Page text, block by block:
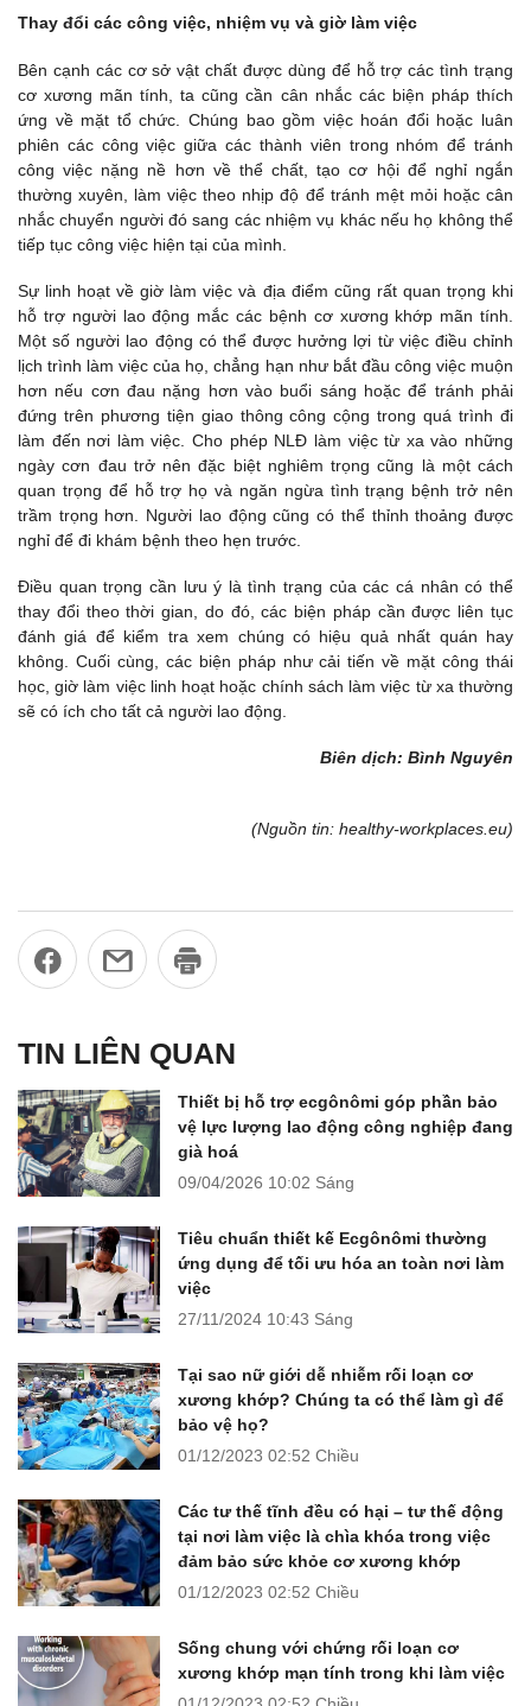
Thay đổi các công việc, nhiệm vụ và giờ làm việc
Bên cạnh các cơ sở vật chất được dùng để hỗ trợ các tình trạng
cơ xương mãn tính, ta cũng cần cân nhắc các biện pháp thích
ứng về mặt tổ chức. Chúng bao gồm việc hoán đổi hoặc luân
phiên các công việc giữa các thành viên trong nhóm để tránh
công việc nặng nề hơn về thể chất, tạo cơ hội để nghỉ ngắn
thường xuyên, làm việc theo nhịp độ để tránh mệt mỏi hoặc cân
nhắc chuyển người đó sang các nhiệm vụ khác nếu họ không thể
tiếp tục công việc hiện tại của mình.
Sự linh hoạt về giờ làm việc và địa điểm cũng rất quan trọng khi
hỗ trợ người lao động mắc các bệnh cơ xương khớp mãn tính.
Một số người lao động có thể được hưởng lợi từ việc điều chỉnh
lịch trình làm việc của họ, chẳng hạn như bắt đầu công việc muộn
hơn nếu cơn đau nặng hơn vào buổi sáng hoặc để tránh phải
đứng trên phương tiện giao thông công cộng trong quá trình đi
làm đến nơi làm việc. Cho phép NLĐ làm việc từ xa vào những
ngày cơn đau trở nên đặc biệt nghiêm trọng cũng là một cách
quan trọng để hỗ trợ họ và ngăn ngừa tình trạng bệnh trở nên
trầm trọng hơn. Người lao động cũng có thể thỉnh thoảng được
nghỉ để đi khám bệnh theo hẹn trước.
Điều quan trọng cần lưu ý là tình trạng của các cá nhân có thể
thay đổi theo thời gian, do đó, các biện pháp cần được liên tục
đánh giá để kiểm tra xem chúng có hiệu quả nhất quán hay
không. Cuối cùng, các biện pháp như cải tiến về mặt công thái
học, giờ làm việc linh hoạt hoặc chính sách làm việc từ xa thường
sẽ có ích cho tất cả người lao động.
Biên dịch: Bình Nguyên
(Nguồn tin: healthy-workplaces.eu)
TIN LIÊN QUAN
Thiết bị hỗ trợ ecgônômi góp phần bảo
vệ lực lượng lao động công nghiệp đang
già hoá
09/04/2026 10:02 Sáng
Tiêu chuẩn thiết kế Ecgônômi thường
ứng dụng để tối ưu hóa an toàn nơi làm
việc
27/11/2024 10:43 Sáng
Tại sao nữ giới dễ nhiễm rối loạn cơ
xương khớp? Chúng ta có thể làm gì để
bảo vệ họ?
01/12/2023 02:52 Chiều
Các tư thế tĩnh đều có hại – tư thế động
tại nơi làm việc là chìa khóa trong việc
đảm bảo sức khỏe cơ xương khớp
01/12/2023 02:52 Chiều
Sống chung với chứng rối loạn cơ
xương khớp mạn tính trong khi làm việc